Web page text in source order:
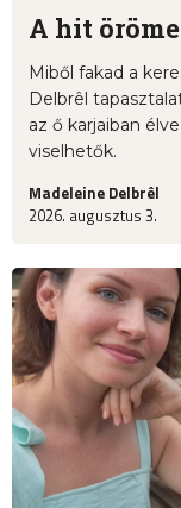
A hit öröme
Miből fakad a
Delbrêl
az ő karjaiban
viselhetők.
Madeleine Delbrêl
2026. augusztus 3.